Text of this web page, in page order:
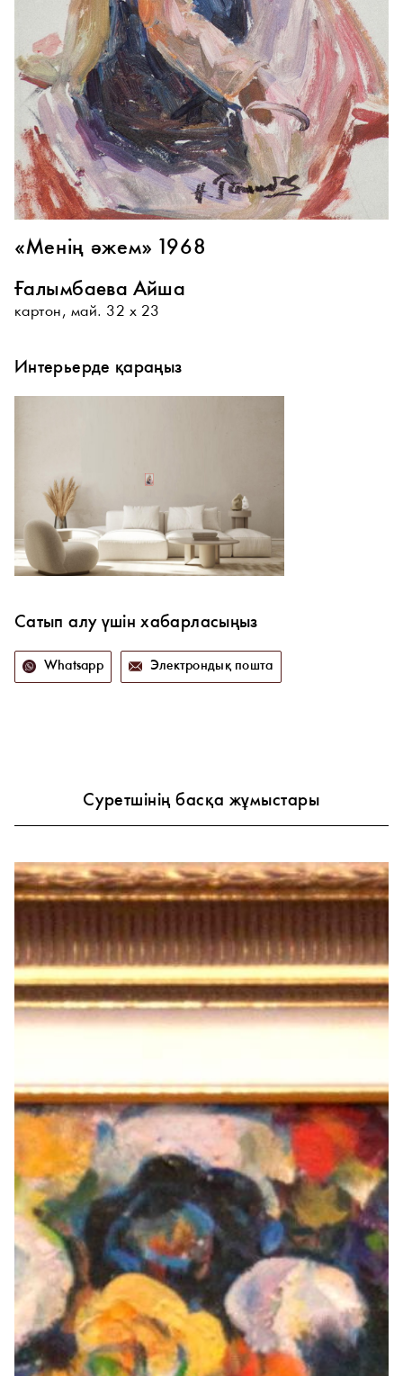
«Менің әжем» 1968
Ғалымбаева Айша
картон, май. 32 х 23
Интерьерде қараңыз
Сатып алу үшін хабарласыңыз
Whatsapp Электрондық пошта
Суретшінің басқа жұмыстары